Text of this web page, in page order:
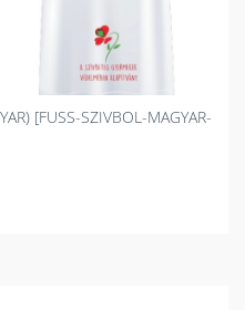
[FUSS-SZIVBOL-MAGYAR-